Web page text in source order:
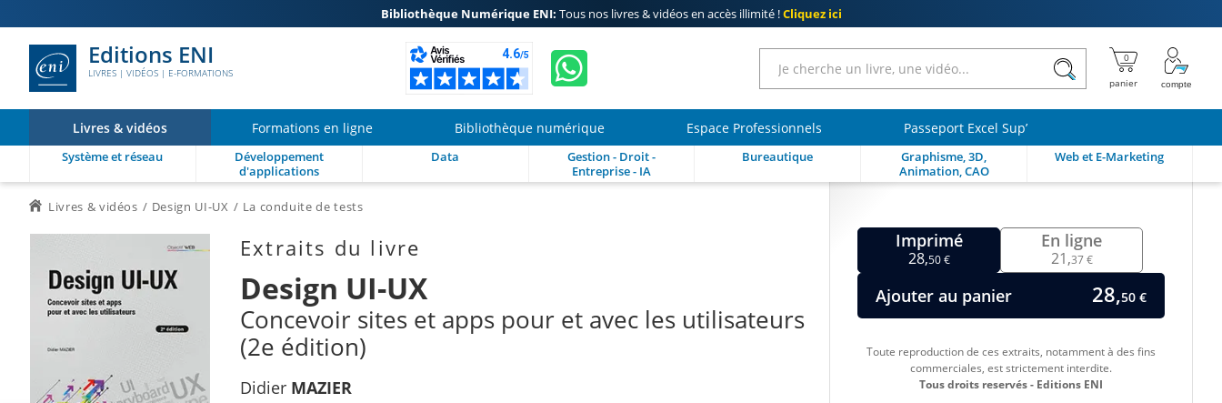
Bibliothèque Numérique ENI: Tous nos livres & vidéos en accès illimité !Cliquez ici
Editions ENI
LIVRES | VIDÉOS | E-FORMATIONS
Livres & vidéos Formations en ligne Bibliothèque numérique Espace Professionnels Passeport Excel Sup’
Système et réseau
Développement
d'applications
Data
Gestion - Droit -
Entreprise - IA
Bureautique
Graphisme, 3D,
Animation, CAO
Web et E-Marketing
Livres & vidéos Design UI-UX La conduite de tests
Extraits du livre
Design UI-UX
Concevoir sites et apps pour et avec les utilisateurs
(2e édition)
Didier MAZIER
Imprimé
28,50 €
En ligne
21,37 €
Ajouter au panier 28,50 €
Toute reproduction de ces extraits, notamment à des fins
commerciales, est strictement interdite.
Tous droits reservés - Editions ENI